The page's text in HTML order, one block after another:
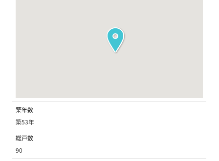
築年数
築53年
総戸数
90